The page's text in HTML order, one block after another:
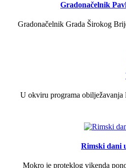
Gradonačelnik
Gradonačelnik Grada Širokog
U okviru programa obilježavanja
Rimski dani
Mokro je proteklog vikenda